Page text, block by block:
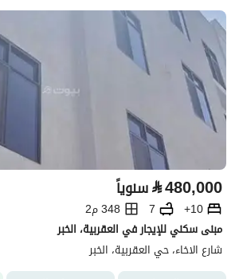
⃁480,000 سنوياً
10+
7
348 م2
مبنى سكني للإيجار في العقربية، الخبر
شارع الاخاء، حي العقربية، الخبر